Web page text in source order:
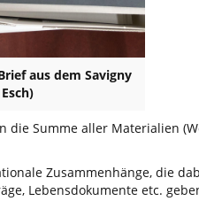
aus dem Savigny
Summe aller Materialien
Zusammenhänge, die
Lebensdokumente etc.